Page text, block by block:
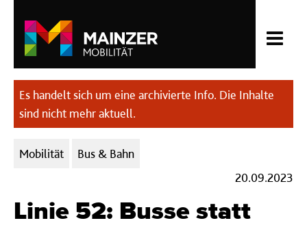
Es handelt sich um eine archivierte Info. Die Inhalte
sind nicht mehr aktuell.
Kategorien:
Mobilität
Bus & Bahn
20.09.2023
Linie 52: Busse statt